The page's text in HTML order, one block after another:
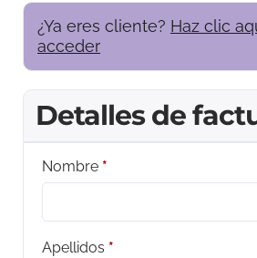
¿Ya eres cliente? Haz clic
acceder
Detalles de
Nombre *
Apellidos *